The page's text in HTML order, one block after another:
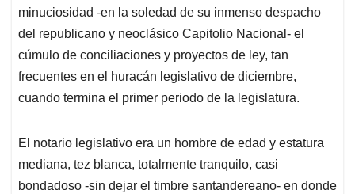
p
k
n
minuciosidad -en la soledad de su inmenso despacho
del republicano y neoclásico Capitolio Nacional- el
cúmulo de conciliaciones y proyectos de ley, tan
frecuentes en el huracán legislativo de diciembre,
cuando termina el primer periodo de la legislatura.
El notario legislativo era un hombre de edad y estatura
mediana, tez blanca, totalmente tranquilo, casi
bondadoso -sin dejar el timbre santandereano- en donde